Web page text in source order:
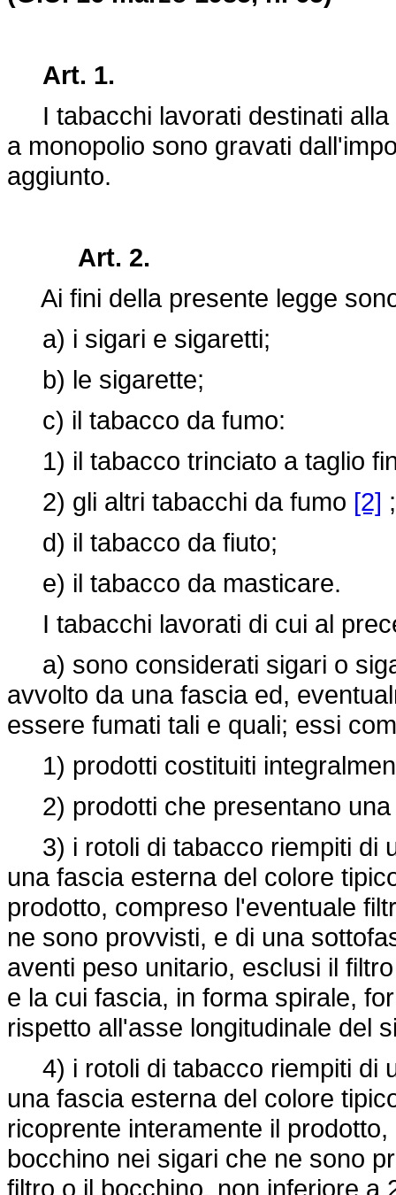
Art. 1.
I tabacchi lavorati destinati alla
a monopolio sono gravati
aggiunto.
Art. 2.
Ai fini della presente legge
a) i sigari e sigaretti;
b) le sigarette;
c) il tabacco da fumo:
1) il tabacco trinciato a taglio
2) gli altri tabacchi da fumo [2] ;
d) il tabacco da fiuto;
e) il tabacco da masticare.
I tabacchi lavorati di cui al
a) sono considerati sigari o
avvolto da una fascia ed,
essere fumati tali e quali; essi
1) prodotti costituiti
2) prodotti che presentano una
3) i rotoli di tabacco riempiti di
una fascia esterna del colore
prodotto, compreso l'eventuale
ne sono provvisti, e di una
aventi peso unitario, esclusi il
e la cui fascia, in forma spirale,
rispetto all'asse longitudinale del
4) i rotoli di tabacco riempiti di
una fascia esterna del colore
ricoprente interamente il
bocchino nei sigari che ne sono
filtro o il bocchino, non inferiore a